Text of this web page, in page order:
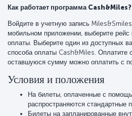
Как работает программа Cash&Miles?
Войдите в учетную запись
мобильном приложении, выберите рейс
оплаты. Выберите один из доступных
способа оплаты Cash&Miles.
оставшуюся сумму можно оплатить с
Условия и положения
На билеты, оплаченные с
распространяются стандартные
Билеты на запланированные